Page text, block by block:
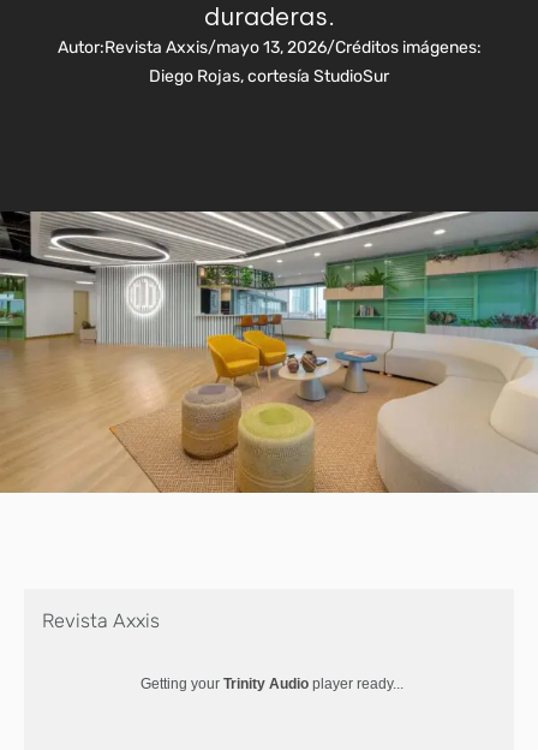
duraderas.
Autor:Revista Axxis/mayo 13, 2026/Créditos imágenes:
Diego Rojas, cortesía StudioSur
Revista Axxis
Getting your Trinity Audio player ready...